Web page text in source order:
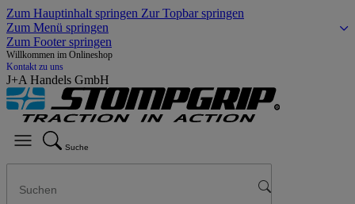
Zum Hauptinhalt springen Zur Topbar springen
Zum Menü springen
Zum Footer springen
Willkommen im Onlineshop
Kontakt zu uns
J+A Handels GmbH
Suche